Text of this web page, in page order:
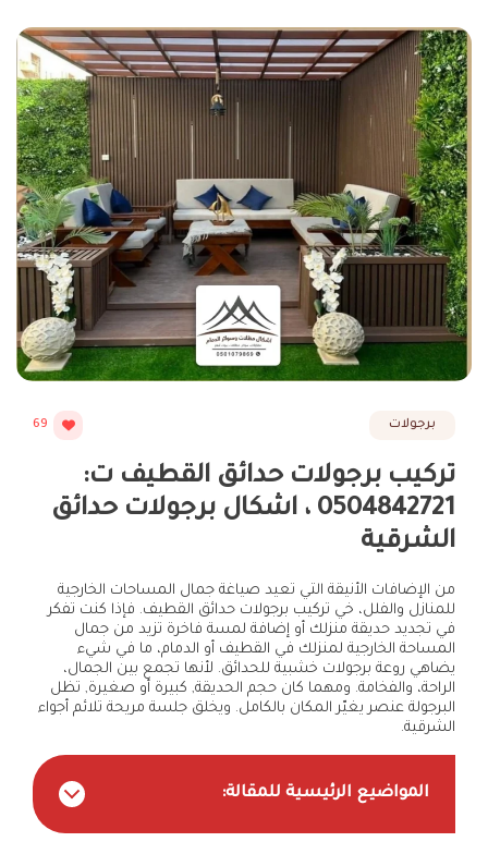
برجولات 69
تركيب برجولات حدائق القطيف ت:
0504842721 ، اشكال برجولات حدائق
الشرقية
من الإضافات الأنيقة التي تعيد صياغة جمال المساحات الخارجية
للمنازل والفلل، خي تركيب برجولات حدائق القطيف. فإذا كنت تفكر
في تجديد حديقة منزلك أو إضافة لمسة فاخرة تزيد من جمال
المساحة الخارجية لمنزلك في القطيف أو الدمام، ما في شيء
يضاهي روعة برجولات خشبية للحدائق. لأنها تجمع بين الجمال،
الراحة، والفخامة. ومهما كان حجم الحديقة, كبيرة أو صغيرة, تظل
البرجولة عنصر يغيّر المكان بالكامل. ويخلق جلسة مريحة تلائم أجواء
الشرقية.
المواضيع الرئيسية للمقالة: